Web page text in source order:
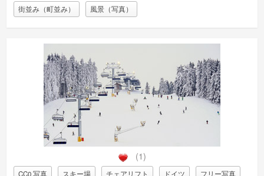
街並み（町並み） 風景（写真）
(1)
CC0 写真 スキー場 チェアリフト ドイツ フリー写真